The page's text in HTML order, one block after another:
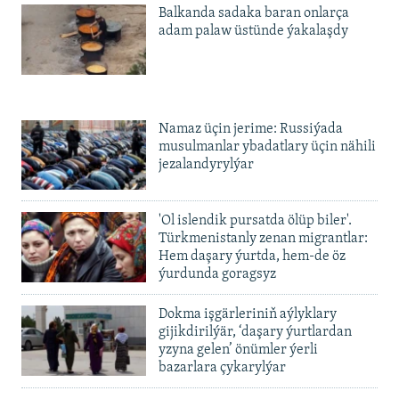
Balkanda sadaka baran onlarça
adam palaw üstünde ýakalaşdy
Namaz üçin jerime: Russiýada
musulmanlar ybadatlary üçin nähili
jezalandyrylýar
'Ol islendik pursatda ölüp biler'.
Türkmenistanly zenan migrantlar:
Hem daşary ýurtda, hem-de öz
ýurdunda goragsyz
Dokma işgärleriniň aýlyklary
gijikdirilýär, ‘daşary ýurtlardan
yzyna gelen’ önümler ýerli
bazarlara çykarylýar